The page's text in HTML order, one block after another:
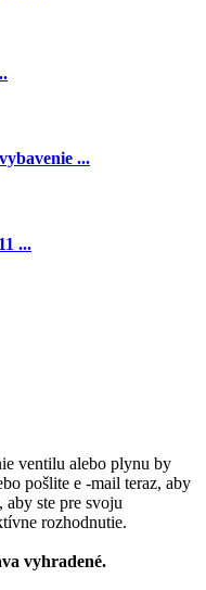
...
...
ventilu alebo plynu by
pošlite e -mail teraz, aby
aby ste pre svoju
rozhodnutie.
vyhradené.